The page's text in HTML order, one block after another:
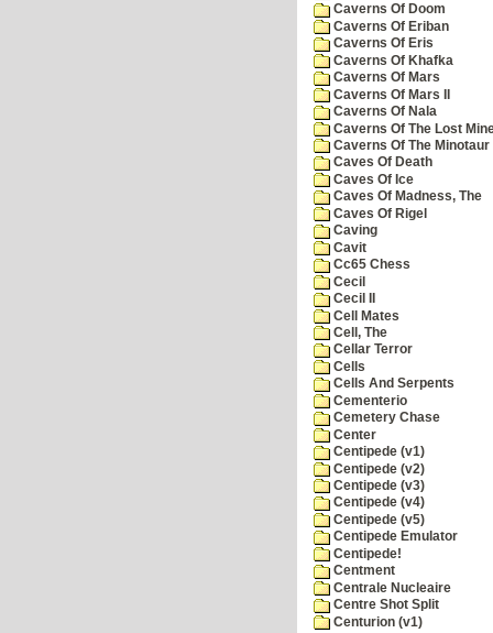
Caverns Of Doom
Caverns Of Eriban
Caverns Of Eris
Caverns Of Khafka
Caverns Of Mars
Caverns Of Mars II
Caverns Of Nala
Caverns Of The Lost
Caverns Of The Minotaur
Caves Of Death
Caves Of Ice
Caves Of Madness, The
Caves Of Rigel
Caving
Cavit
Cc65 Chess
Cecil
Cecil II
Cell Mates
Cell, The
Cellar Terror
Cells
Cells And Serpents
Cementerio
Cemetery Chase
Center
Centipede (v1)
Centipede (v2)
Centipede (v3)
Centipede (v4)
Centipede (v5)
Centipede Emulator
Centipede!
Centment
Centrale Nucleaire
Centre Shot Split
Centurion (v1)